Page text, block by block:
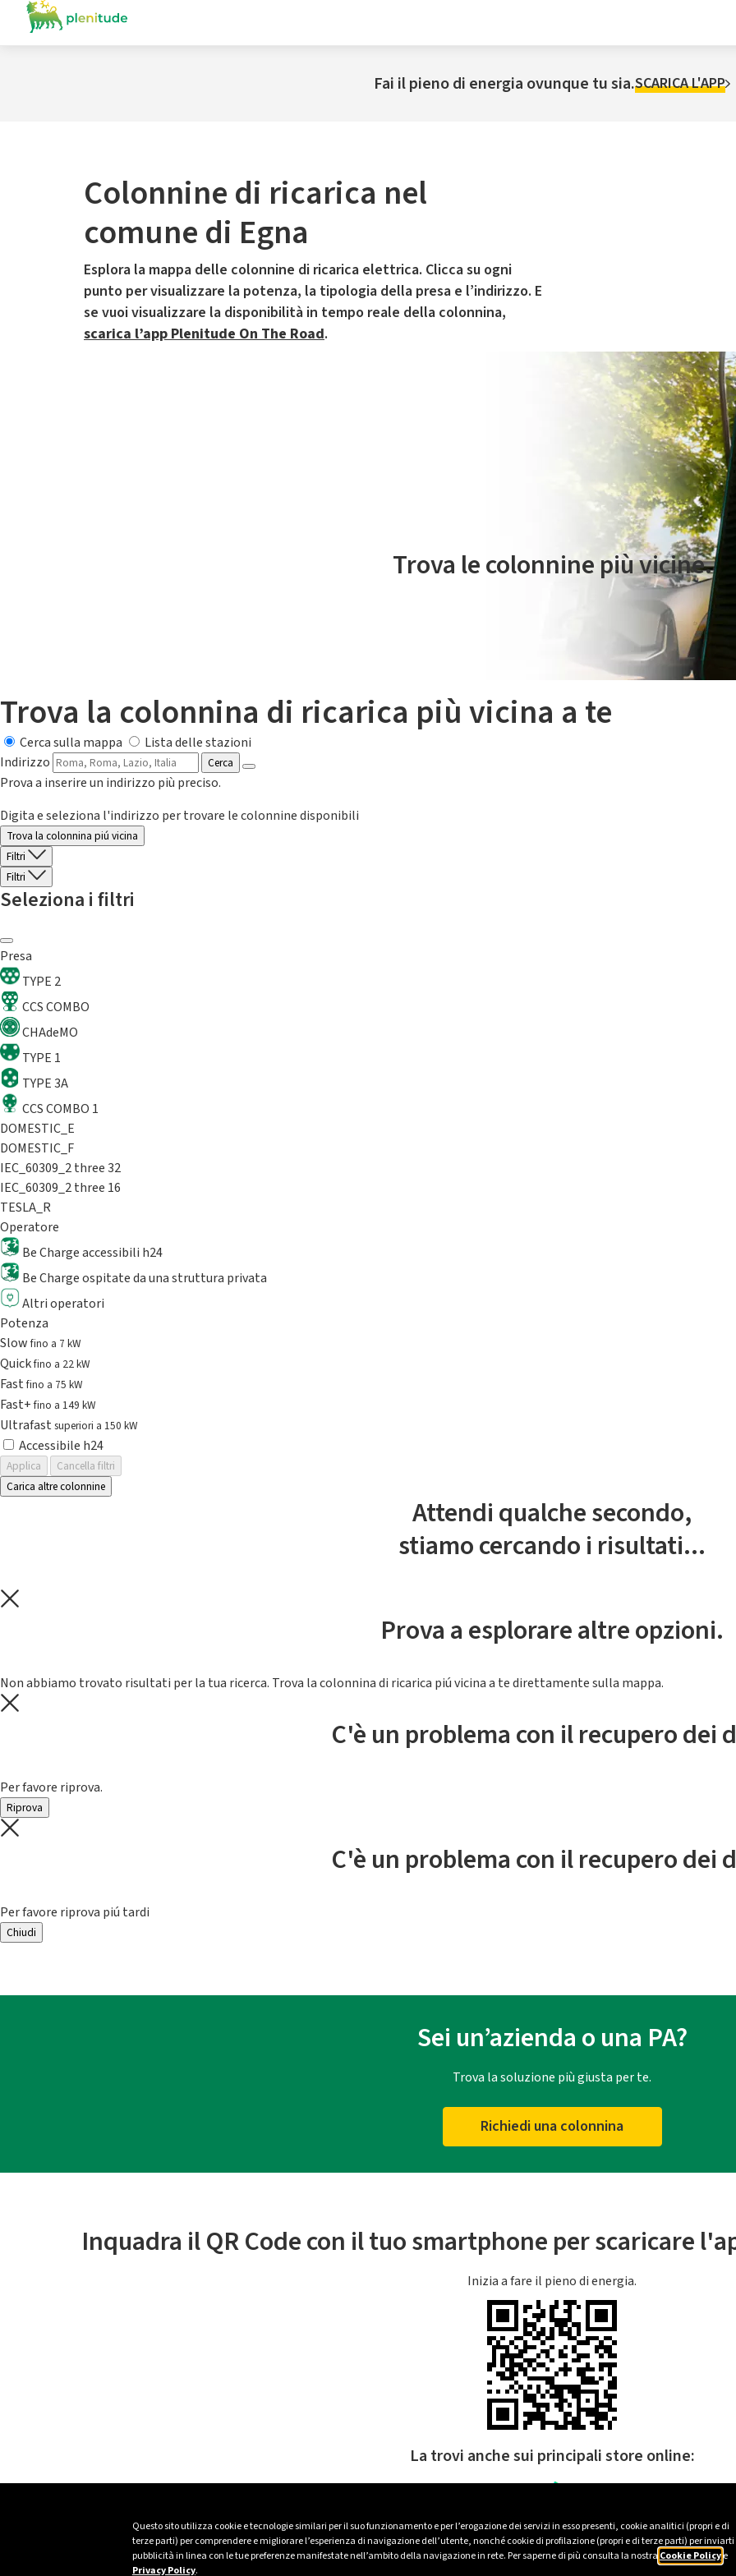
Questo sito utilizza cookie e tecnologie similari per il suo funzionamento e per l’erogazione dei servizi in esso presenti, cookie analitici (propri e di
terze parti) per comprendere e migliorare l’esperienza di navigazione dell’utente, nonché cookie di profilazione (propri e di terze parti) per inviarti
pubblicità in linea con le tue preferenze manifestate nell’ambito della navigazione in rete. Per saperne di più consulta la nostra Cookie Policye
Privacy Policy.
Fai il pieno di energia ovunque tu sia.SCARICA L'APP
Colonnine di ricarica nel
comune di Egna
Esplora la mappa delle colonnine di ricarica elettrica. Clicca su ogni
punto per visualizzare la potenza, la tipologia della presa e l’indirizzo. E
se vuoi visualizzare la disponibilità in tempo reale della colonnina,
scarica l’app Plenitude On The Road.
Il servizio di mobilità elettrica è gestito da Plenitude On The Road
Trova le colonnine più vicine.
Trova la colonnina di ricarica più vicina a te
Cerca sulla mappa
Lista delle stazioni
Indirizzo
Cerca
Prova a inserire un indirizzo più preciso.
Digita e seleziona l'indirizzo per trovare le colonnine disponibili
Trova la colonnina piú vicina
Filtri
Filtri
Seleziona i filtri
Presa
TYPE 2
CCS COMBO
CHAdeMO
TYPE 1
TYPE 3A
CCS COMBO 1
DOMESTIC_E
DOMESTIC_F
IEC_60309_2 three 32
IEC_60309_2 three 16
TESLA_R
Operatore
Be Charge accessibili h24
Be Charge ospitate da una struttura privata
Altri operatori
Potenza
Slowfino a 7 kW
Quickfino a 22 kW
Fastfino a 75 kW
Fast+fino a 149 kW
Ultrafast superiori a 150 kW
Accessibile h24
Applica
Cancella filtri
Carica altre colonnine
Attendi qualche secondo,
stiamo cercando i risultati...
Prova a esplorare altre opzioni.
Non abbiamo trovato risultati per la tua ricerca. Trova la colonnina di ricarica piú vicina a te direttamente sulla mappa.
C'è un problema con il recupero dei
Per favore riprova.
Riprova
C'è un problema con il recupero dei
Per favore riprova piú tardi
Chiudi
Sei un’azienda o una PA?
Trova la soluzione più giusta per te.
Richiedi una colonnina
Inquadra il QR Code con il tuo smartphone per scaricare
Inizia a fare il pieno di energia.
La trovi anche sui principali store online: